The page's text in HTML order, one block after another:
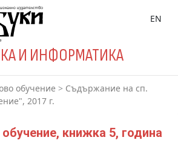
И ИНФОРМАТИКА
EN
обучение > Съдържание на сп.
2017 г.
книжка 5, година